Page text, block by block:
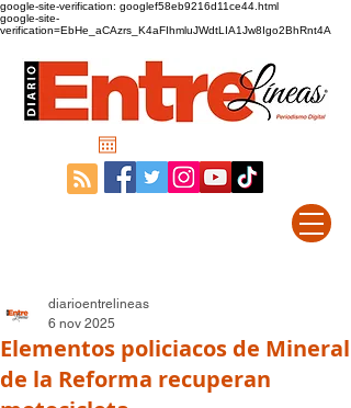
google-site-verification: googlef58eb9216d11ce44.html
google-site-
verification=EbHe_aCAzrs_K4aFIhmluJWdtLIA1Jw8Igo2BhRnt4A
Elementos policiacos de Mineral
de la Reforma recuperan
diarioentrelineas
6 nov 2025